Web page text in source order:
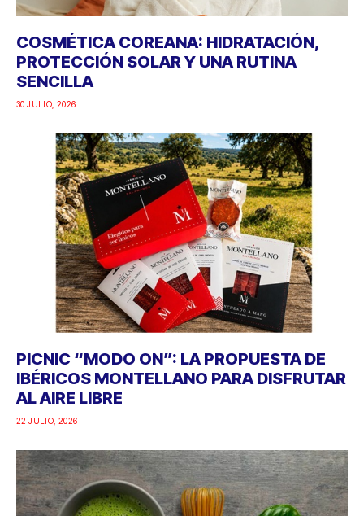
COSMÉTICA COREANA: HIDRATACIÓN,
PROTECCIÓN SOLAR Y UNA RUTINA
SENCILLA
30 JULIO, 2026
PICNIC “MODO ON”: LA PROPUESTA DE
IBÉRICOS MONTELLANO PARA DISFRUTAR
AL AIRE LIBRE
22 JULIO, 2026